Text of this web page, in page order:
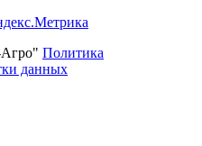
Политика
данных